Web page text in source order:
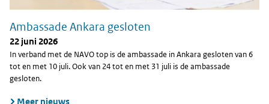
Ambassade Ankara gesloten
22 juni 2026
In verband met de NAVO top is de ambassade in Ankara gesloten van 6
tot en met 10 juli. Ook van 24 tot en met 31 juli is de ambassade
gesloten.
Meer nieuws